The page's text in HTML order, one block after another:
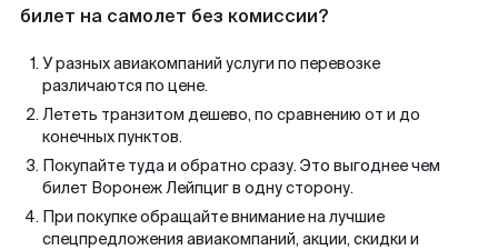
билет на самолет без комиссии?
У разных авиакомпаний услуги по перевозке
различаются по цене.
Лететь транзитом дешево, по сравнению от и до
конечных пунктов.
Покупайте туда и обратно сразу. Это выгоднее чем
билет Воронеж Лейпциг в одну сторону.
При покупке обращайте внимание на лучшие
спецпредложения авиакомпаний, акции, скидки и